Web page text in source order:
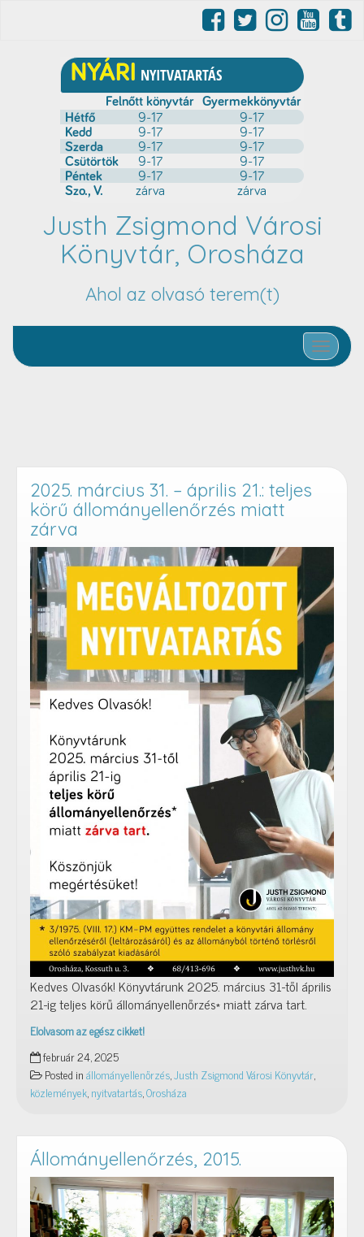
Justh Zsigmond Városi
Könyvtár, Orosháza
Ahol az olvasó terem(t)
Toggle
2025. március 31. – április 21.: teljes
körű állományellenőrzés miatt
zárva
Kedves Olvasók! Könyvtárunk 2025. március 31-től április
21-ig teljes körű állományellenőrzés* miatt zárva tart.
Elolvasom az egész cikket!
2025.
március
31.
–
21.:
teljes
körű
állományellenőrzés
miatt
zárva
február 24, 2025
Posted inállományellenőrzés,Justh Zsigmond Városi Könyvtár,
közlemények,nyitvatartás,Orosháza
Állományellenőrzés, 2015.